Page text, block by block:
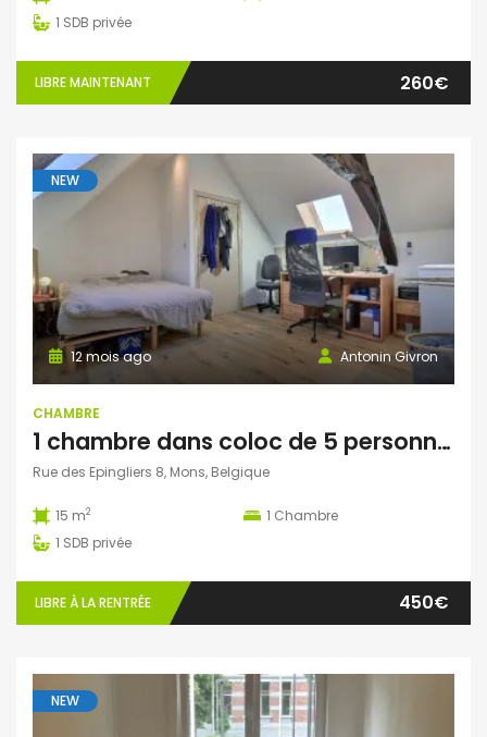
1 SDB privée
LIBRE MAINTENANT 260€
NEW
Antonin Givron
12 mois ago
CHAMBRE
1 chambre dans coloc de 5 personnes à Mons
Rue des Epingliers 8, Mons, Belgique
15 m2 1 Chambre
1 SDB privée
LIBRE À LA RENTRÉE 450€
NEW